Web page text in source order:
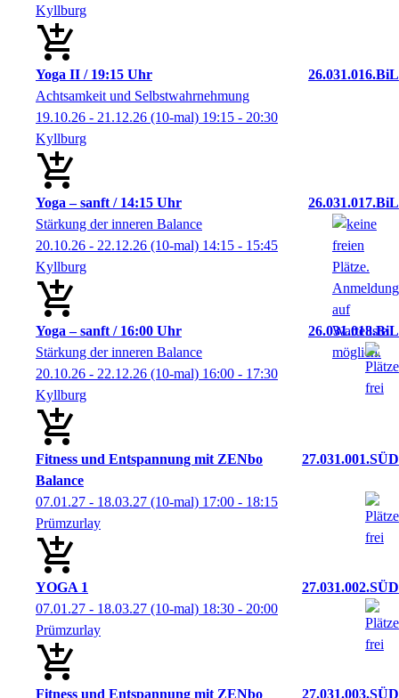
Kyllburg
Yoga II / 19:15 Uhr
26.031.016.BiL
Achtsamkeit und Selbstwahrnehmung
19.10.26 - 21.12.26 (10-mal) 19:15 - 20:30
Kyllburg
Yoga – sanft / 14:15 Uhr
26.031.017.BiL
Stärkung der inneren Balance
20.10.26 - 22.12.26 (10-mal) 14:15 - 15:45
Kyllburg
Yoga – sanft / 16:00 Uhr
26.031.018.BiL
Stärkung der inneren Balance
20.10.26 - 22.12.26 (10-mal) 16:00 - 17:30
Kyllburg
Fitness und Entspannung mit ZENbo
Balance
27.031.001.SÜD
07.01.27 - 18.03.27 (10-mal) 17:00 - 18:15
Prümzurlay
YOGA 1
27.031.002.SÜD
07.01.27 - 18.03.27 (10-mal) 18:30 - 20:00
Prümzurlay
Fitness und Entspannung mit ZENbo
27.031.003.SÜD